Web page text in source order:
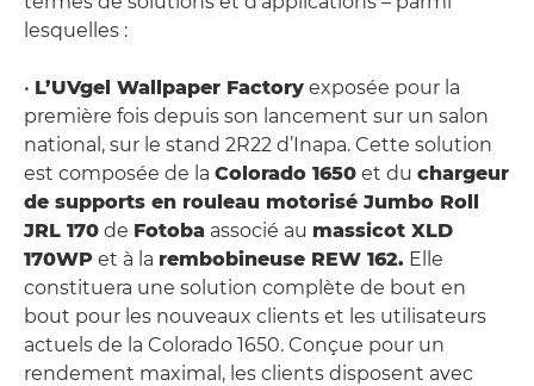
lesquelles :
• L’UVgel Wallpaper Factory exposée pour la
première fois depuis son lancement sur un salon
national, sur le stand 2R22 d’Inapa. Cette solution
est composée de la Colorado 1650 et du chargeur
de supports en rouleau motorisé Jumbo Roll
JRL 170 de Fotoba associé au massicot XLD
170WP et à la rembobineuse REW 162. Elle
constituera une solution complète de bout en
bout pour les nouveaux clients et les utilisateurs
actuels de la Colorado 1650. Conçue pour un
rendement maximal, les clients disposent avec